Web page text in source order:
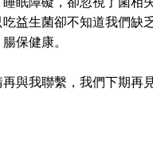
益生菌卻不知道我們缺
保健康。
與我聯繫，我們下期再